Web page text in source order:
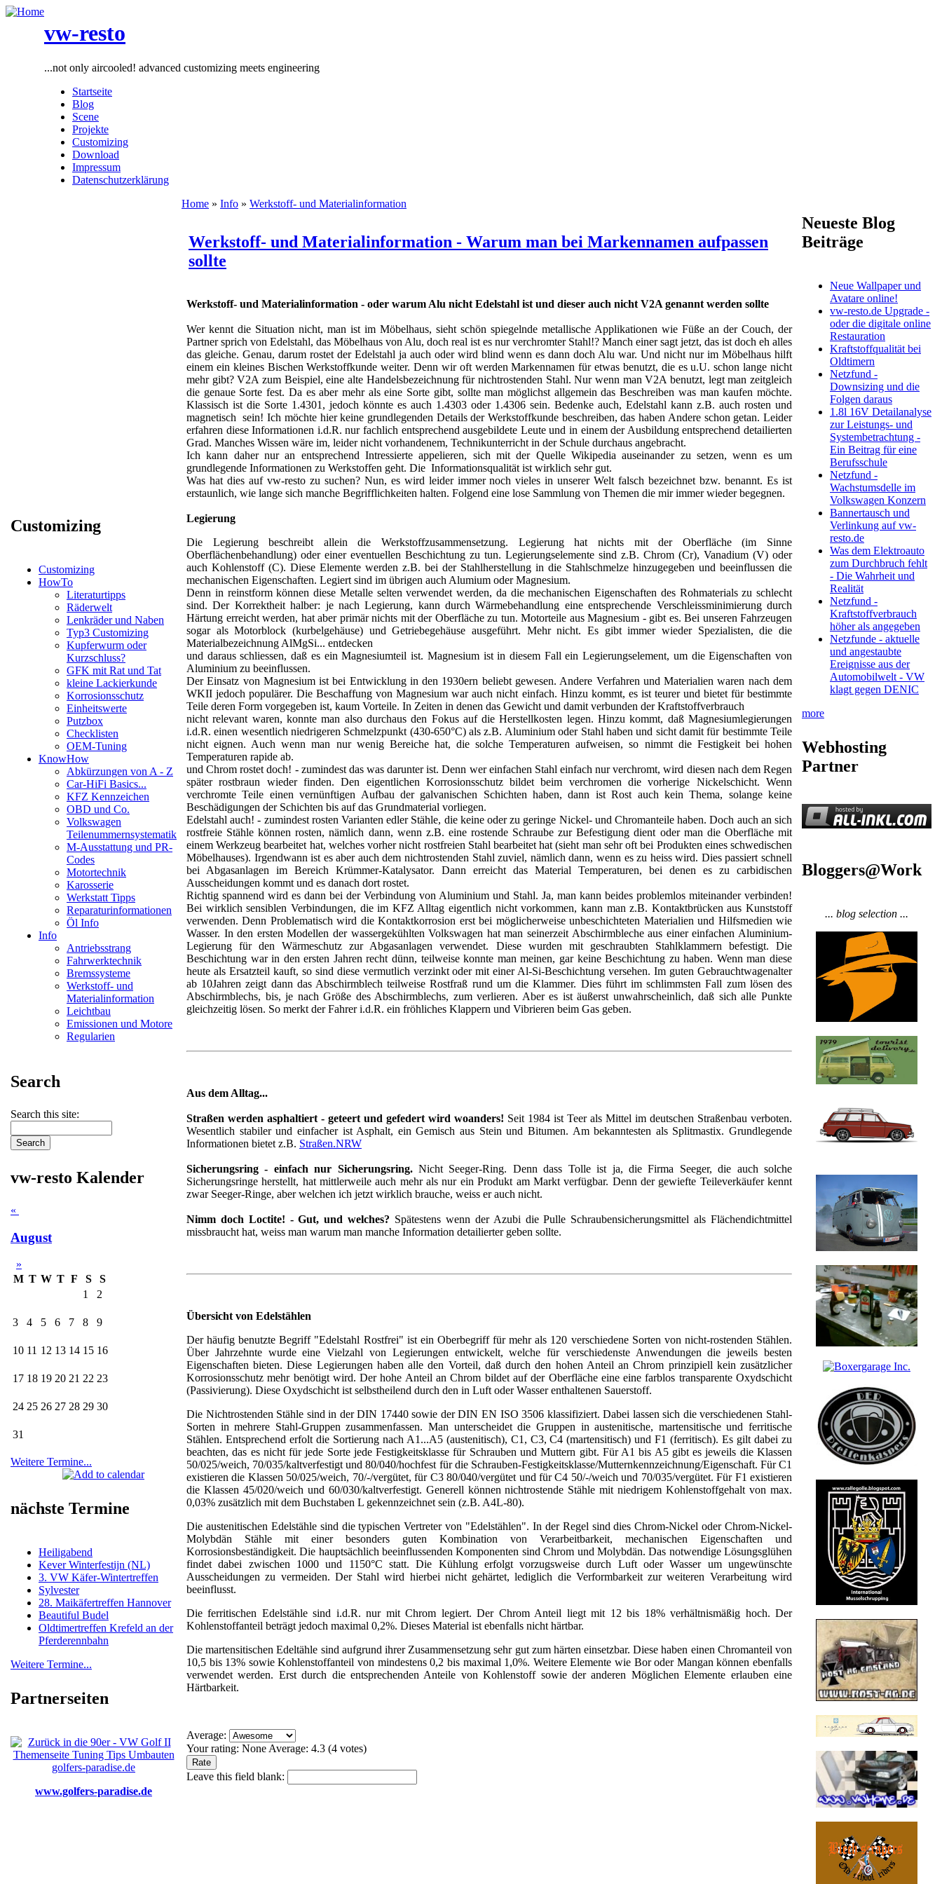
vw-resto
...not only aircooled! advanced customizing meets engineering
Startseite
Blog
Scene
Projekte
Customizing
Download
Impressum
Datenschutzerklärung
Customizing
Customizing
HowTo
Literaturtipps
Räderwelt
Lenkräder und Naben
Typ3 Customizing
Kupferwurm oder
Kurzschluss?
GFK mit Rat und Tat
kleine Lackierkunde
Korrosionsschutz
Einheitswerte
Putzbox
Checklisten
OEM-Tuning
KnowHow
Abkürzungen von A - Z
Car-HiFi Basics...
KFZ Kennzeichen
OBD und Co.
Volkswagen
Teilenummernsystematik
M-Ausstattung und PR-
Codes
Motortechnik
Karosserie
Werkstatt Tipps
Reparaturinformationen
Öl Info
Info
Antriebsstrang
Fahrwerktechnik
Bremssysteme
Werkstoff- und
Materialinformation
Leichtbau
Emissionen und Motore
Regularien
Search
Search this site:
vw-resto Kalender
«
August
»
M T W T F S
S
1
2
3 4 5 6 7 8 9
10 11 12 13 14 15 16
17 18 19 20 21 22 23
24 25 26 27 28 29 30
31
Weitere Termine...
nächste Termine
Heiligabend
Kever Winterfestijn (NL)
3. VW Käfer-Wintertreffen
Sylvester
28. Maikäfertreffen Hannover
Beautiful Budel
Oldtimertreffen Krefeld an der
Pferderennbahn
Weitere Termine...
Partnerseiten
www.golfers-paradise.de
Home » Info » Werkstoff- und Materialinformation
Werkstoff- und Materialinformation - Warum man bei Markennamen aufpassen
sollte
Werkstoff- und Materialinformation - oder warum Alu nicht Edelstahl ist und dieser auch nicht V2A genannt werden sollte
Wer kennt die Situation nicht, man ist im Möbelhaus, sieht schön spiegelnde metallische Applikationen wie Füße an der Couch, der
Partner sprich von Edelstahl, das Möbelhaus von Alu, doch real ist es nur verchromter Stahl!? Manch einer sagt jetzt, das ist doch eh alles
das gleiche. Genau, darum rostet der Edelstahl ja auch oder wird blind wenn es dann doch Alu war. Und nicht nur im Möbelhaus hilft
einem ein kleines Bischen Werkstoffkunde weiter. Denn wir oft werden Markennamen für etwas benutzt, die es u.U. schon lange nicht
mehr gibt? V2A zum Beispiel, eine alte Handelsbezeichnung für nichtrostenden Stahl. Nur wenn man V2A benutzt, legt man zeitgleich
die genaue Sorte fest. Da es aber mehr als eine Sorte gibt, sollte man möglichst allgemein das Beschreiben was man kaufen möchte.
Klassisch ist die Sorte 1.4301, jedoch könnte es auch 1.4303 oder 1.4306 sein. Bedenke auch, Edelstahl kann z.B. auch rosten und
magnetisch sein! Ich möchte hier keine grundlegenden Details der Werkstoffkunde beschreiben, das haben Andere schon getan. Leider
erfahren diese Informationen i.d.R. nur fachlich entsprechend ausgebildete Leute und in einem der Ausbildung entsprechend detailierten
Grad. Manches Wissen wäre im, leider nicht vorhandenem, Technikunterricht in der Schule durchaus angebracht.
Ich kann daher nur an entsprechend Intressierte appelieren, sich mit der Quelle Wikipedia auseinander zu setzen, wenn es um
grundlegende Informationen zu Werkstoffen geht. Die Informationsqualität ist wirklich sehr gut.
Was hat dies auf vw-resto zu suchen? Nun, es wird leider immer noch vieles in unserer Welt falsch bezeichnet bzw. benannt. Es ist
erstaunlich, wie lange sich manche Begrifflichkeiten halten. Folgend eine lose Sammlung von Themen die mir immer wieder begegnen.
Legierung
Die Legierung beschreibt allein die Werkstoffzusammensetzung. Legierung hat nichts mit der Oberfläche (im Sinne
Oberflächenbehandlung) oder einer eventuellen Beschichtung zu tun. Legierungselemente sind z.B. Chrom (Cr), Vanadium (V) oder
auch Kohlenstoff (C). Diese Elemente werden z.B. bei der Stahlherstellung in die Stahlschmelze hinzugegeben und beeinflussen die
mechanischen Eigenschaften. Legiert sind im übrigen auch Alumium oder Magnesium.
Denn in reinstform können diese Metalle selten verwendet werden, da die mechanischen Eigenschaften des Rohmaterials zu schlecht
sind. Der Korrektheit halber: je nach Legierung, kann durch Wärmebehandlung eine entsprechende Verschleissminimierung durch
Härtung erreicht werden, hat aber primär nichts mit der Oberfläche zu tun. Motorteile aus Magnesium - gibt es. Bei unseren Fahrzeugen
sogar als Motorblock (kurbelgehäuse) und Getriebegehäuse ausgeführt. Mehr nicht. Es gibt immer wieder Spezialisten, die die
Materialbezeichnung AlMgSi... entdecken
und daraus schliessen, daß es ein Magnesiumteil ist. Magnesium ist in diesem Fall ein Legierungselement, um die Eigenschaften von
Aluminium zu beeinflussen.
Der Einsatz von Magnesium ist bei Entwicklung in den 1930ern beliebt gewesen. Andere Verfahren und Materialien waren nach dem
WKII jedoch populärer. Die Beschaffung von Magnesium war auch nicht einfach. Hinzu kommt, es ist teurer und bietet für bestimmte
Teile deren Form vorgegeben ist, kaum Vorteile. In Zeiten in denen das Gewicht und damit verbunden der Kraftstoffverbrauch
nicht relevant waren, konnte man also durchaus den Fokus auf die Herstellkosten legen. Hinzu kommt, daß Magnesiumlegierungen
i.d.R. einen wesentlich niedrigeren Schmelzpunkt (430-650°C) als z.B. Aluminium oder Stahl haben und sicht damit für bestimmte Teile
nicht eignen. Auch wenn man nur wenig Bereiche hat, die solche Temperaturen aufweisen, so nimmt die Festigkeit bei hohen
Temperaturen rapide ab.
und Chrom rostet doch! - zumindest das was darunter ist. Denn wer einfachen Stahl einfach nur verchromt, wird diesen nach dem Regen
später rostbraun wieder finden. Den eigentlichen Korrosionsschutz bildet beim verchromen die vorherige Nickelschicht. Wenn
verchromte Teile einen vernünftigen Aufbau der galvanischen Schichten haben, dann ist Rost auch kein Thema, solange keine
Beschädigungen der Schichten bis auf das Grundmaterial vorliegen.
Edelstahl auch! - zumindest rosten Varianten edler Stähle, die keine oder zu geringe Nickel- und Chromanteile haben. Doch auch an sich
rostfreie Stähle können rosten, nämlich dann, wenn z.B. eine rostende Schraube zur Befestigung dient oder man die Oberfläche mit
einem Werkzeug bearbeitet hat, welches vorher nicht rostfreien Stahl bearbeitet hat (sieht man sehr oft bei Produkten eines schwedischen
Möbelhauses). Irgendwann ist es aber auch dem nichtrostenden Stahl zuviel, nämlich dann, wenn es zu heiss wird. Dies passiert schnell
bei Abgasanlagen im Bereich Krümmer-Katalysator. Dann erreicht das Material Temperaturen, bei denen es zu carbidischen
Ausscheidungen kommt und es danach dort rostet.
Richtig spannend wird es dann bei der Verbindung von Aluminium und Stahl. Ja, man kann beides problemlos miteinander verbinden!
Bei wirklich sensiblen Verbindungen, die im KFZ Alltag eigentlich nicht vorkommen, kann man z.B. Kontaktbrücken aus Kunststoff
verwenden. Denn Problematisch wird die Kontaktkorrosion erst bei möglicherweise unbeschichteten Materialien und Hilfsmedien wie
Wasser. In den ersten Modellen der wassergekühlten Volkswagen hat man seinerzeit Abschirmbleche aus einer einfachen Aluminium-
Legierung für den Wärmeschutz zur Abgasanlagen verwendet. Diese wurden mit geschraubten Stahlklammern befestigt. Die
Beschichtung war in den ersten Jahren recht dünn, teilweise konnte man meinen, gar keine Beschichtung zu haben. Wenn man diese
heute als Ersatzteil kauft, so sind diese vermutlich verzinkt oder mit einer Al-Si-Beschichtung versehen. Im guten Gebrauchtwagenalter
ab 10Jahren zeigt dann das Abschirmblech teilweise Rostfraß rund um die Klammer. Dies führt im schlimmsten Fall zum lösen des
Abschirmblechs, bis, je nach Größe des Abschirmblechs, zum verlieren. Aber es ist äußerst unwahrscheinlich, daß sich alle Punkte
gleichzeitig lösen. So merkt der Fahrer i.d.R. ein fröhliches Klappern und Vibrieren beim Gas geben.
Aus dem Alltag...
Straßen werden asphaltiert - geteert und gefedert wird woanders! Seit 1984 ist Teer als Mittel im deutschen Straßenbau verboten.
Wesentlich stabiler und einfacher ist Asphalt, ein Gemisch aus Stein und Bitumen. Am bekanntesten als Splitmastix. Grundlegende
Informationen bietet z.B. Straßen.NRW
Sicherungsring - einfach nur Sicherungsring.Nicht Seeger-Ring. Denn dass Tolle ist ja, die Firma Seeger, die auch solche
Sicherungsringe herstellt, hat mittlerweile auch mehr als nur ein Produkt am Markt verfügbar. Denn der gewiefte Teileverkäufer kennt
zwar Seeger-Ringe, aber welchen ich jetzt wirklich brauche, weiss er auch nicht.
Nimm doch Loctite! - Gut, und welches? Spätestens wenn der Azubi die Pulle Schraubensicherungsmittel als Flächendichtmittel
missbraucht hat, weiss man warum man manche Information detailierter geben sollte.
Übersicht von Edelstählen
Der häufig benutzte Begriff "Edelstahl Rostfrei" ist ein Oberbegriff für mehr als 120 verschiedene Sorten von nicht-rostenden Stählen.
Über Jahrzehnte wurde eine Vielzahl von Legierungen entwickelt, welche für verschiedenste Anwendungen die jeweils besten
Eigenschaften bieten. Diese Legierungen haben alle den Vorteil, daß durch den hohen Anteil an Chrom prinzipiell kein zusätzlicher
Korrosionsschutz mehr benötigt wird. Der hohe Anteil an Chrom bildet auf der Oberfläche eine eine farblos transparente Oxydschicht
(Passivierung). Diese Oxydschicht ist selbstheilend durch den in Luft oder Wasser enthaltenen Sauerstoff.
Die Nichtrostenden Stähle sind in der DIN 17440 sowie der DIN EN ISO 3506 klassifiziert. Dabei lassen sich die verschiedenen Stahl-
Sorten in mehrere Stahl-Gruppen zusammenfassen. Man unterscheidet die Gruppen in austenitische, martensitische und ferritische
Stählen. Entsprechend erfolt die Sortierung nach A1...A5 (austenitisch), C1, C3, C4 (martensitisch) und F1 (ferritisch). Es gilt dabei zu
beachten, das es nicht für jede Sorte jede Festigkeitsklasse für Schrauben und Muttern gibt. Für A1 bis A5 gibt es jeweils die Klassen
50/025/weich, 70/035/kaltverfestigt und 80/040/hochfest für die Schrauben-Festigkeitsklasse/Mutternkennzeichnung/Eigenschaft. Für C1
existieren die Klassen 50/025/weich, 70/-/vergütet, für C3 80/040/vergütet und für C4 50/-/weich und 70/035/vergütet. Für F1 existieren
die Klassen 45/020/weich und 60/030/kaltverfestigt. Generell können nichtrostende Stähle mit niedrigem Kohlenstoffgehalt von max.
0,03% zusätzlich mit dem Buchstaben L gekennzeichnet sein (z.B. A4L-80).
Die austenitischen Edelstähle sind die typischen Vertreter von "Edelstählen". In der Regel sind dies Chrom-Nickel oder Chrom-Nickel-
Molybdän Stähle mit einer besonders guten Kombination von Verarbeitbarkeit, mechanischen Eigenschaften und
Korrosionsbeständigkeit. Die hauptsächlich beeinflussenden Komponenten sind Chrom und Molybdän. Das notwendige Lösungsglühen
findet dabei zwischen 1000 und 1150°C statt. Die Kühlung erfolgt vorzugsweise durch Luft oder Wasser um ungewünschte
Ausscheidungen zu vermeiden. Der Stahl wird hierbei nicht gehärtet, lediglich die Verformbarkeit zur weiteren Verarbeitung wird
beeinflusst.
Die ferritischen Edelstähle sind i.d.R. nur mit Chrom legiert. Der Chrom Anteil liegt mit 12 bis 18% verhältnismäßig hoch. Der
Kohlenstoffanteil beträgt jedoch maximal 0,2%. Dieses Material ist ebenfalls nicht härtbar.
Die martensitischen Edeltähle sind aufgrund ihrer Zusammensetzung sehr gut zum härten einsetzbar. Diese haben einen Chromanteil von
10,5 bis 13% sowie Kohlenstoffanteil von mindestens 0,2 bis maximal 1,0%. Weitere Elemente wie Bor oder Mangan können ebenfalls
verwendet werden. Erst durch die entsprechenden Anteile von Kohlenstoff sowie der anderen Möglichen Elemente erlauben eine
Härtbarkeit.
Average:
Your rating: None Average: 4.3 (4 votes)
Leave this field blank:
Neueste Blog
Beiträge
Neue Wallpaper und
Avatare online!
vw-resto.de Upgrade -
oder die digitale online
Restauration
Kraftstoffqualität bei
Oldtimern
Netzfund -
Downsizing und die
Folgen daraus
1.8l 16V Detailanalyse
zur Leistungs- und
Systembetrachtung -
Ein Beitrag für eine
Berufsschule
Netzfund -
Wachstumsdelle im
Volkswagen Konzern
Bannertausch und
Verlinkung auf vw-
resto.de
Was dem Elektroauto
zum Durchbruch fehlt
- Die Wahrheit und
Realität
Netzfund -
Kraftstoffverbrauch
höher als angegeben
Netzfunde - aktuelle
und angestaubte
Ereignisse aus der
Automobilwelt - VW
klagt gegen DENIC
more
Webhosting
Partner
Bloggers@Work
... blog selection ...